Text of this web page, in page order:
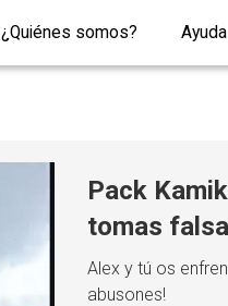
¿Quiénes somos? Ayuda
Pack
tomas
Alex y tú os
abusones!